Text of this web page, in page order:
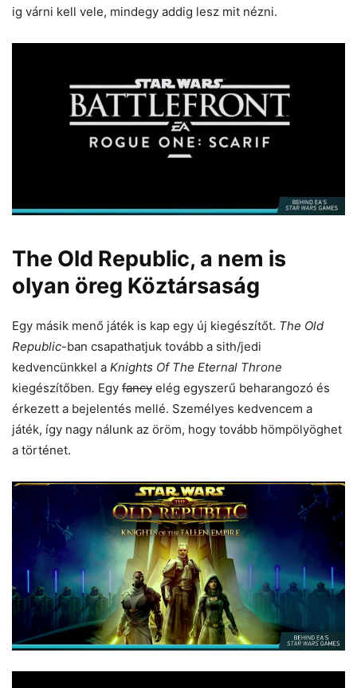
ig várni kell vele, mindegy addig lesz mit nézni.
The Old Republic, a nem is
olyan öreg Köztársaság
Egy másik menő játék is kap egy új kiegészítőt. The Old
Republic-ban csapathatjuk tovább a sith/jedi
kedvencünkkel a Knights Of The Eternal Throne
kiegészítőben. Egy fancy elég egyszerű beharangozó és
érkezett a bejelentés mellé. Személyes kedvencem a
játék, így nagy nálunk az öröm, hogy tovább hömpölyöghet
a történet.